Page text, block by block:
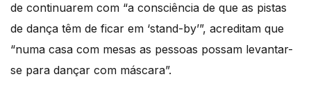
de continuarem com “a consciência de que as pistas
de dança têm de ficar em ‘stand-by’”, acreditam que
“numa casa com mesas as pessoas possam levantar-
se para dançar com máscara”.